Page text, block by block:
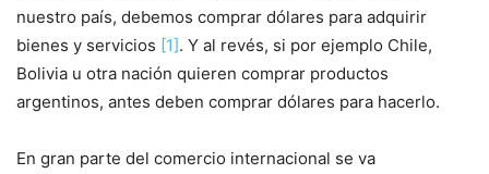
nuestro país, debemos comprar dólares para adquirir
bienes y servicios [1]. Y al revés, si por ejemplo Chile,
Bolivia u otra nación quieren comprar productos
argentinos, antes deben comprar dólares para hacerlo.
En gran parte del comercio internacional se va